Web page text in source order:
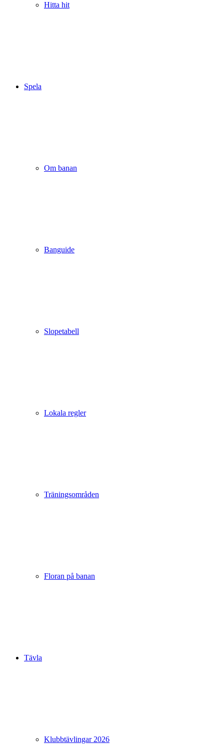
Hitta hit
Spela
Om banan
Banguide
Slopetabell
Lokala regler
Träningsområden
Floran på banan
Tävla
Klubbtävlingar 2026